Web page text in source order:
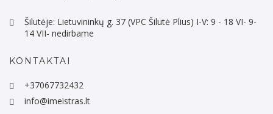
Šilutėje: Lietuvininkų g. 37 (VPC Šilutė Plius) I-V: 9 - 18 VI- 9-
14 VII- nedirbame
KONTAKTAI
+37067732432
info@imeistras.lt